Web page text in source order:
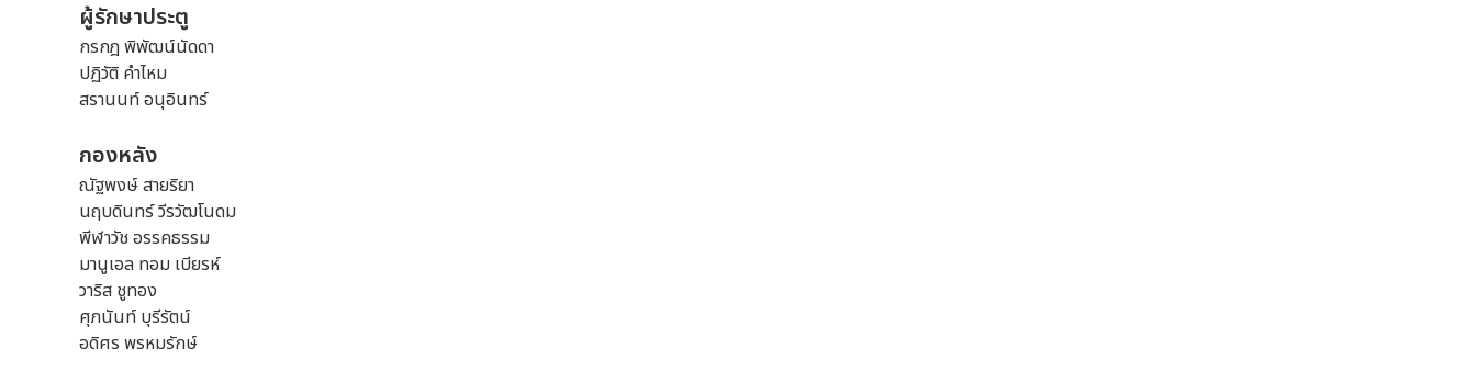
ผู้รักษาประตู
กรกฎ พิพัฒน์นัดดา
ปฏิวัติ คำไหม
สรานนท์ อนุอินทร์
กองหลัง
ณัฐพงษ์ สายริยา
นฤบดินทร์ วีรวัฒโนดม
พีฬาวัช อรรคธรรม
มานูเอล ทอม เบียรห์
วาริส ชูทอง
ศุภนันท์ บุรีรัตน์
อดิศร พรหมรักษ์